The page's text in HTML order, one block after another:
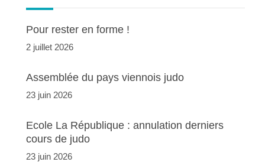
Pour rester en forme !
2 juillet 2026
Assemblée du pays viennois judo
23 juin 2026
Ecole La République : annulation derniers
cours de judo
23 juin 2026